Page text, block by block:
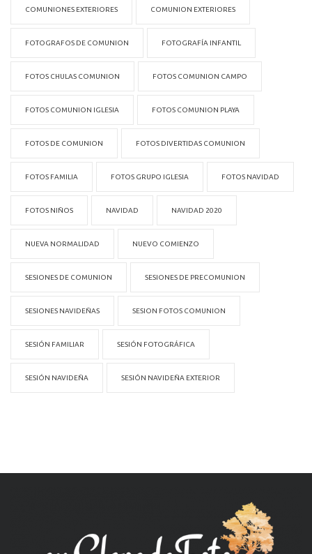
COMUNIONES EXTERIORES COMUNION EXTERIORES
FOTOGRAFOS DE COMUNION FOTOGRAFÍA INFANTIL
FOTOS CHULAS COMUNION FOTOS COMUNION CAMPO
FOTOS COMUNION IGLESIA FOTOS COMUNION PLAYA
FOTOS DE COMUNION FOTOS DIVERTIDAS COMUNION
FOTOS FAMILIA FOTOS GRUPO IGLESIA FOTOS NAVIDAD
FOTOS NIÑOS NAVIDAD NAVIDAD 2020
NUEVA NORMALIDAD NUEVO COMIENZO
SESIONES DE COMUNION SESIONES DE PRECOMUNION
SESIONES NAVIDEÑAS SESION FOTOS COMUNION
SESIÓN FAMILIAR SESIÓN FOTOGRÁFICA
SESIÓN NAVIDEÑA SESIÓN NAVIDEÑA EXTERIOR